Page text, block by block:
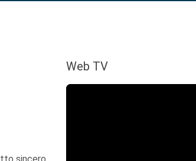
sincero
Web TV